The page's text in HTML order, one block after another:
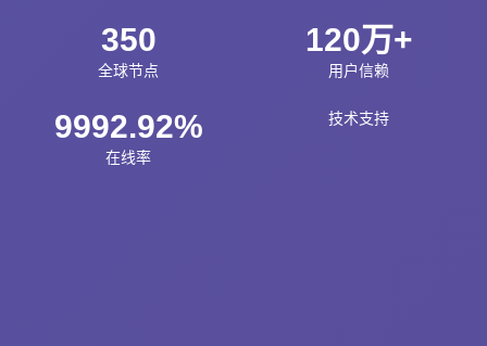
350
全球节点
120万+
用户信赖
9992.92%
在线率
技术支持